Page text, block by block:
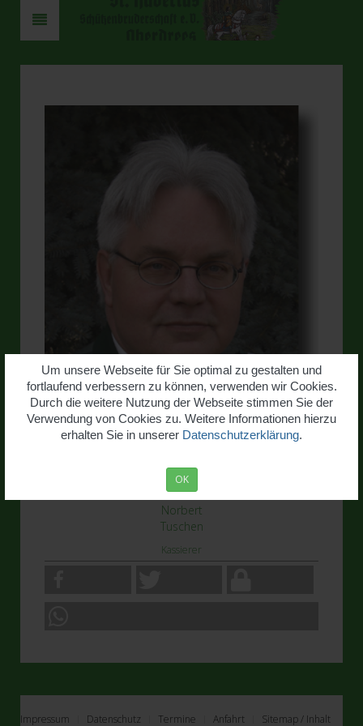
Um unsere Webseite für Sie optimal zu gestalten und
fortlaufend verbessern zu können, verwenden wir Cookies.
Durch die weitere Nutzung der Webseite stimmen Sie der
Verwendung von Cookies zu. Weitere Informationen hierzu
erhalten Sie in unserer Datenschutzerklärung.
OK
Norbert
Tuschen
Kassierer
Impressum Datenschutz Termine Anfahrt Sitemap / Inhalt